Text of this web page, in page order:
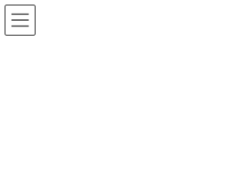
Skip
Skip